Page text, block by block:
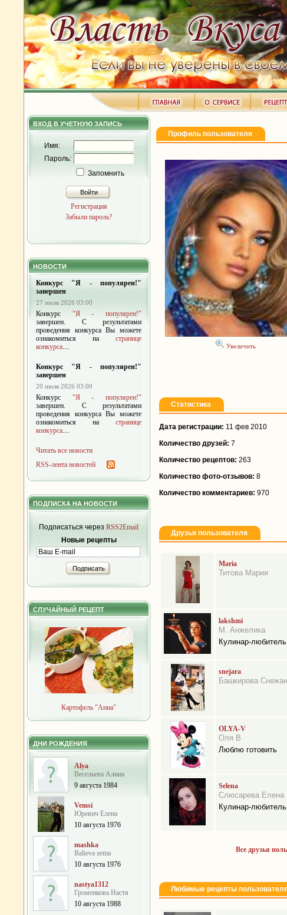
ВХОД В УЧЕТНУЮ ЗАПИСЬ
Имя:
Пароль:
Запомнить
Войти
Регистрация
Забыли пароль?
НОВОСТИ
Конкурс "Я - популярен!"
завершен
27 июля 2026 03:00
Конкурс"Я - популярен!"
завершен. С результатами
проведения конкурса Вы можете
ознакомиться на странице
конкурса....
Конкурс "Я - популярен!"
завершен
20 июля 2026 03:00
Конкурс "Я - популярен!"
завершен. С результатами
проведения конкурса Вы можете
ознакомиться на странице
конкурса....
Читать все новости
RSS-лента новостей
ПОДПИСКА НА НОВОСТИ
Подписаться черезRSS2Email
Новые рецепты
Подписать
СЛУЧАЙНЫЙ РЕЦЕПТ
Картофель "Анна"
ДНИ РОЖДЕНИЯ
Alya
Весельева Алина
9 августа 1984
Vemsi
Юревич Елена
10 августа 1976
mashka
Balieva zema
10 августа 1976
nastya1312
Громенкова Настя
10 августа 1988
Профиль пользователя
Увеличить
Статистика
Дата регистрации: 11 фев 2010
Количество друзей: 7
Количество рецептов: 263
Количество фото-отзывов: 8
Количество комментариев: 970
Друзья пользователя
Maria
Титова Мария
lakshmi
М. Анжелика
Кулинар-любитель
snejara
Башкирова
OLYA-V
Оля В
Люблю готовить
Selena
Слюсарева Елена
Кулинар-любитель
Все друзья
Любимые рецепты